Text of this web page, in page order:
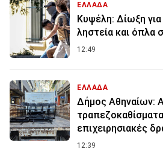
ΕΛΛΑΔΑ
Κυψέλη: Δίωξη
ληστεία και όπλα
12:49
ΕΛΛΑΔΑ
Δήμος Αθηναίων:
επιχειρησιακές
12:39